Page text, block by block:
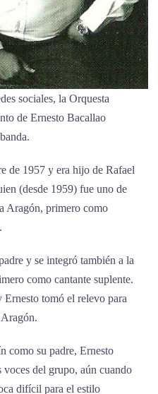
sociales, la Orquesta
de Ernesto Bacallao
de 1957 y era hijo de Rafael
(desde 1959) fue uno de
Aragón, primero como
y se integró también a la
como cantante suplente.
tomó el relevo para
como su padre, Ernesto
voces del grupo, aún cuando
difícil para el estilo